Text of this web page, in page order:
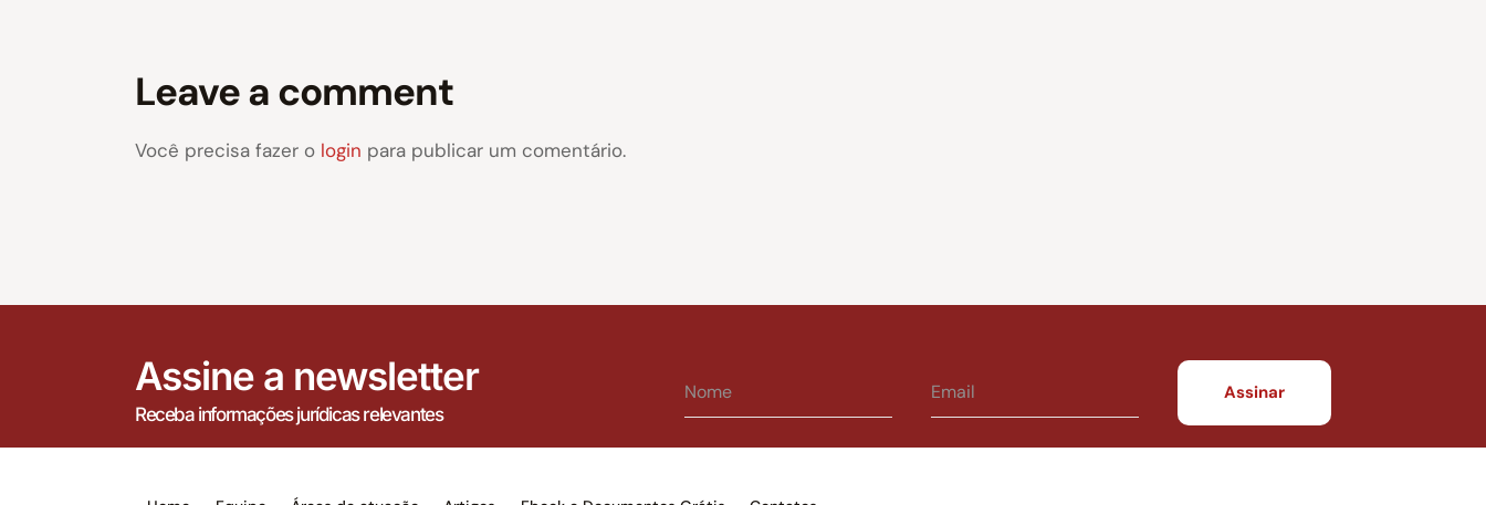
Leave a comment
Você precisa fazer o login para publicar um comentário.
Assine a newsletter
Receba informações jurídicas relevantes